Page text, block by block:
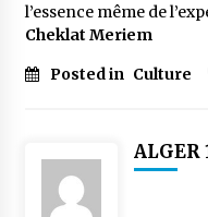
l’essence même de
Cheklat Meriem
Posted in Culture
ALGER